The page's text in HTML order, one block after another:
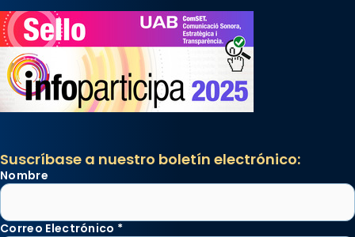
Suscríbase a nuestro boletín electrónico:
Nombre
Correo Electrónico *